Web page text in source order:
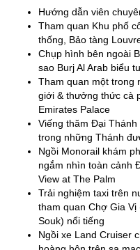
Hướng dẫn viên
Tham quan Khu phố
thống, Bảo tàng
Chụp hình bên ngoài
sao Burj Al Arab biểu
Tham quan một trong
giới & thưởng thức cà
Emirates Palace
Viếng thăm Đại
trong những Thánh
Ngồi Monorail khám
ngắm nhìn toàn cảnh
View at The Palm
Trải nghiệm taxi trên
tham quan Chợ Gia Vị
Souk) nổi tiếng
Ngồi xe Land Cruiser